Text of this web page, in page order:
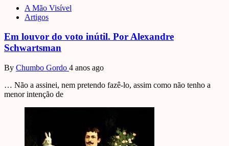
A Mão Visível
Artigos
Em louvor do voto inútil. Por Alexandre
Schwartsman
By Chumbo Gordo 4 anos ago
… Não a assinei, nem pretendo fazê-lo, assim como não tenho a
menor intenção de